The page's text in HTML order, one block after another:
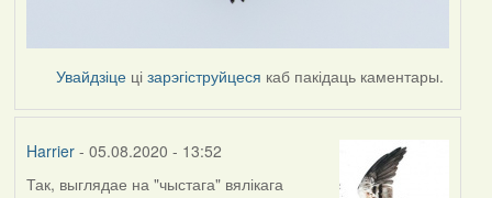
Увайдзіце цізарэгіструйцеся каб пакідаць каментары.
Harrier- 05.08.2020 - 13:52
Так, выглядае на "чыстага" вялікага